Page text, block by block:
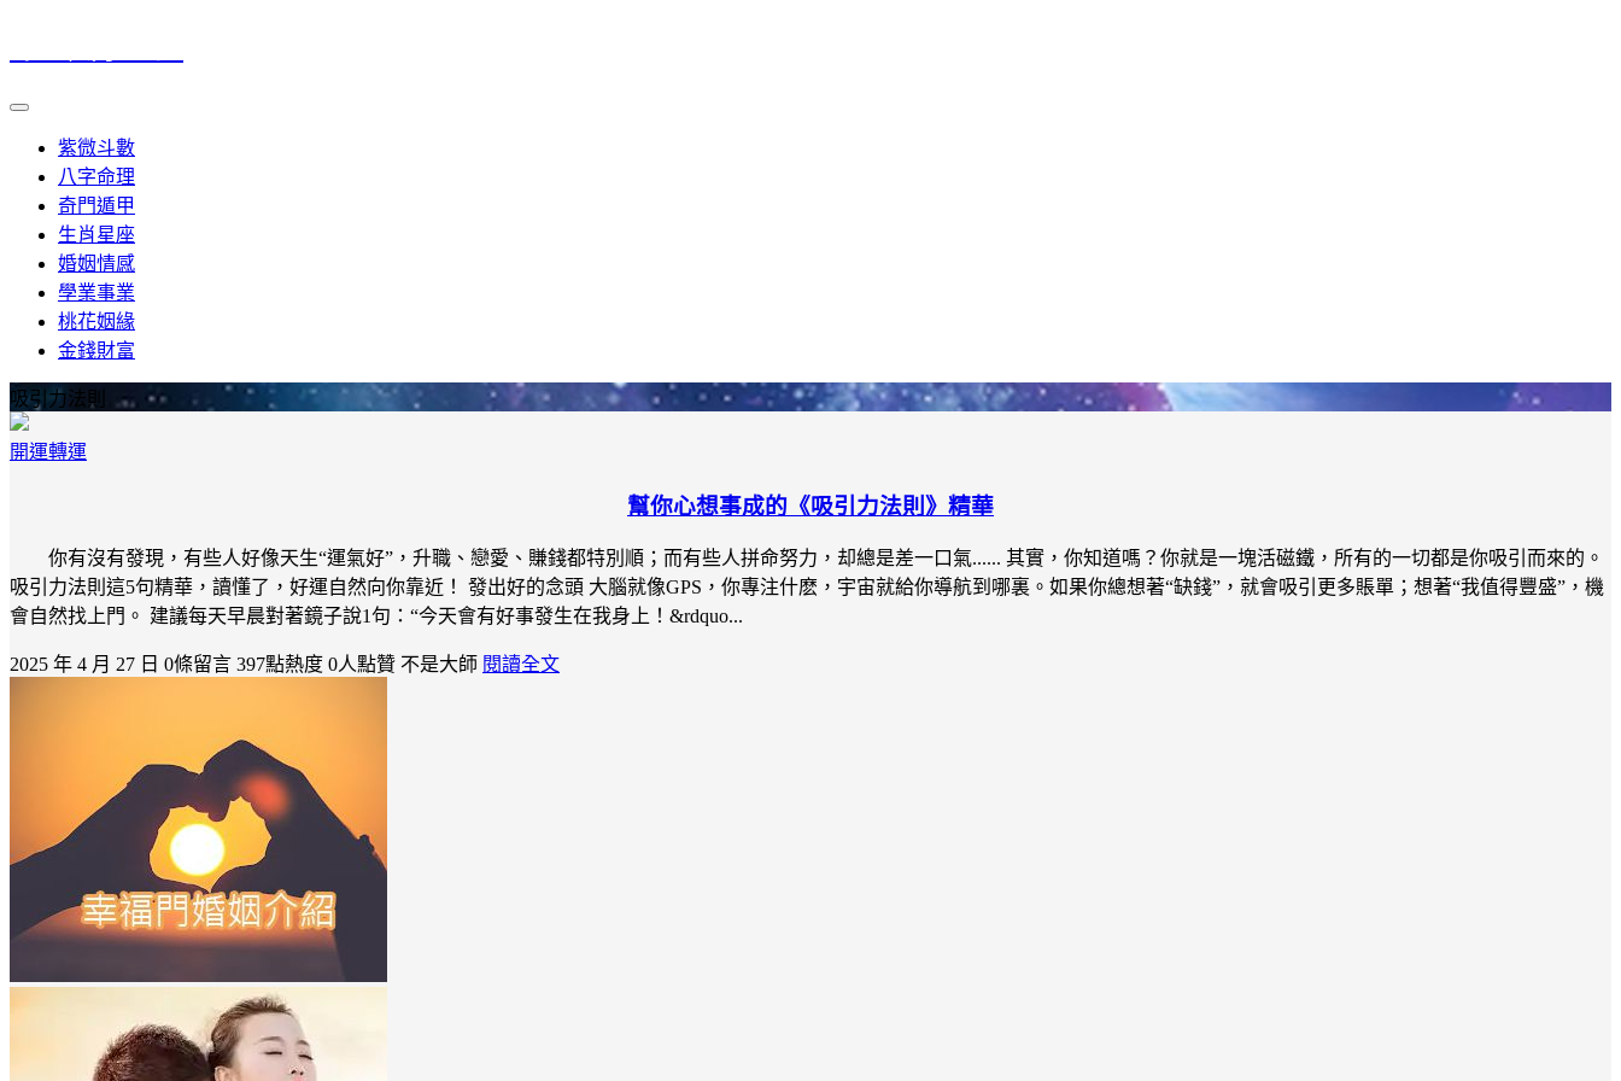
紫微斗數
八字命理
奇門遁甲
生肖星座
婚姻情感
學業事業
桃花姻緣
金錢財富
吸引力法則
開運轉運
幫你心想事成的《吸引力法則》精華
你有沒有發現，有些人好像天生“運氣好”，升職、戀愛、賺錢都特別順；而有些人拼命努力，却總是差一口氣...... 其實，你知道嗎？你就是一塊活磁鐵，所有的一切都是你吸引而來的。
吸引力法則這5句精華，讀懂了，好運自然向你靠近！ 發出好的念頭 大腦就像GPS，你專注什麽，宇宙就給你導航到哪裏。如果你總想著“缺錢”，就會吸引更多賬單；想著“我值得豐盛”，機
會自然找上門。 建議每天早晨對著鏡子說1句：“今天會有好事發生在我身上！&rdquo...
2025 年 4 月 27 日 0條留言 397點熱度 0人點贊 不是大師 閱讀全文